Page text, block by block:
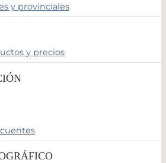
y provinciales
y precios